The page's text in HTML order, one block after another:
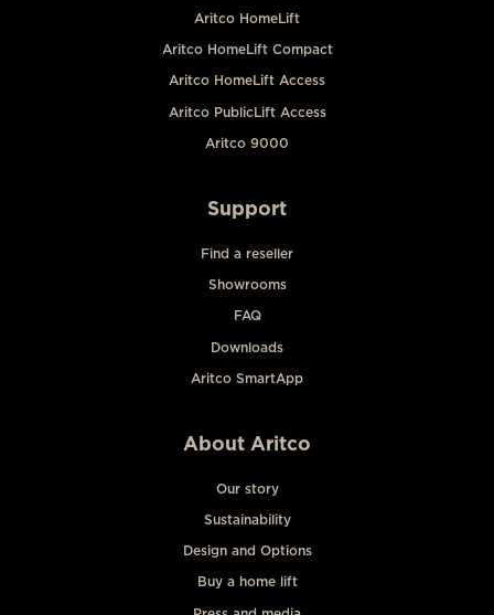
Aritco HomeLift
Aritco HomeLift Compact
Aritco HomeLift Access
Aritco PublicLift Access
Aritco 9000
Support
Find a reseller
Showrooms
FAQ
Downloads
Aritco SmartApp
About Aritco
Our story
Sustainability
Design and Options
Buy a home lift